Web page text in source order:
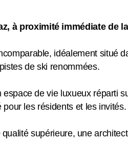
à proximité immédiate de
idéalement situé
de ski renommées.
de vie luxueux réparti
les résidents et les invités.
supérieure, une